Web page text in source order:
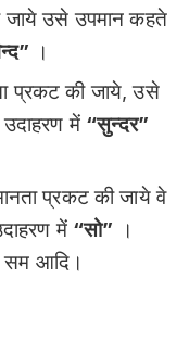
उसे उपमान कहते
।
प्रकट की जाये, उसे
में “सुन्दर”
प्रकट की जाये वे
में “सो” ।
सम आदि।